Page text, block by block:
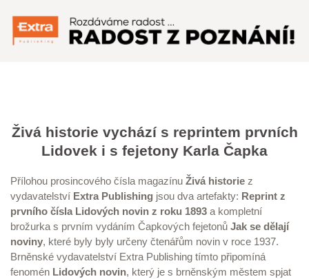
Živá historie vychází s reprintem prvních
Lidovek i s fejetony Karla Čapka
Přílohou prosincového čísla magazínu Živá historie z
vydavatelství Extra Publishing jsou dva artefakty: Reprint z
prvního čísla Lidových novin z roku 1893 a kompletní
brožurka s prvním vydáním Čapkových fejetonů Jak se dělají
noviny, které byly byly určeny čtenářům novin v roce 1937.
Brněnské vydavatelství Extra Publishing tímto připomíná
fenomén Lidových novin, který je s brněnským městem spjat